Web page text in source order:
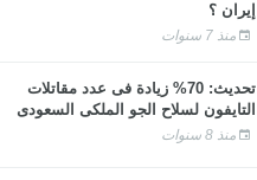
إيران ؟
منذ 7 سنوات
تحديث: 70% زيادة فى عدد مقاتلات
التايفون لسلاح الجو الملكى السعودى
منذ 8 سنوات